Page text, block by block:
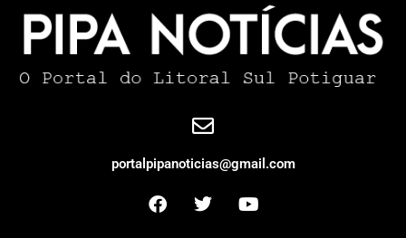
portalpipanoticias@gmail.com